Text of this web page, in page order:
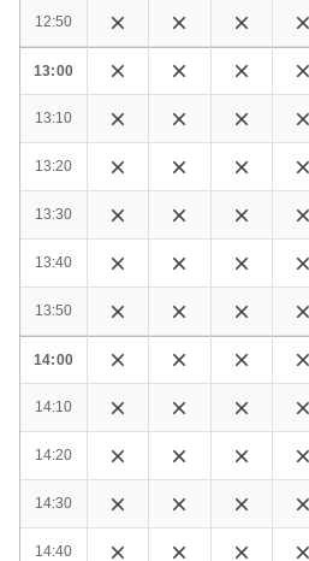
12:50
13:00
13:10
13:20
13:30
13:40
13:50
14:00
14:10
14:20
14:30
14:40